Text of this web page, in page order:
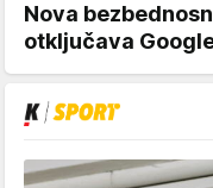
Nova
otključava